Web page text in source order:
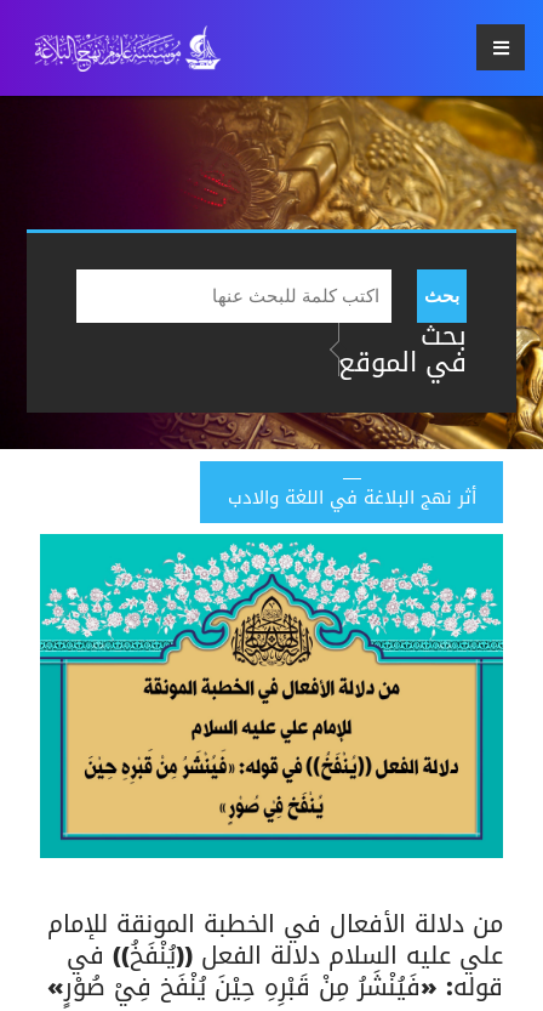
بحث
بحث
في الموقع
أثر نهج البلاغة في اللغة والادب
من دلالة الأفعال في الخطبة المونقة للإمام
علي عليه السلام دلالة الفعل ((يُنْفَخُ)) في
قوله: «فَيُنْشَرُ مِنْ قَبْرِهِ حِيْنَ يُنْفَخ فِيْ صُوْرٍ»